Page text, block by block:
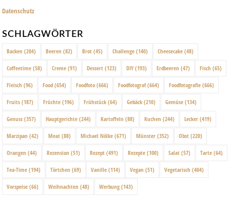
Datenschutz
SCHLAGWÖRTER
Backen (204) Beeren (82) Brot (45) Challenge (140) Cheesecake (48)
Coffeetime (58) Creme (91) Dessert (123) DIY (193) Erdbeeren (47) Fisch (65)
Fleisch (96) Food (654) Foodfoto (666) Foodfotograf(664) Foodfotografie (666)
Fruits (187) Früchte (196) Frühstück (64) Gebäck (210) Gemüse (134)
Genuss (357) Hauptgerichte (244) Kartoffeln (88) Kuchen (244) Lecker (419)
Marzipan (42) Meat (88) Michael Nölke (671) Münster (352) Obst (220)
Orangen (44) Rezension (51) Rezept (491) Rezepte (100) Salat (57) Tarte (64)
Tea-Time (194) Törtchen (69) Vanille (114) Vegan (51) Vegetarisch (404)
Vorspeise (66) Weihnachten (48) Werbung (143)